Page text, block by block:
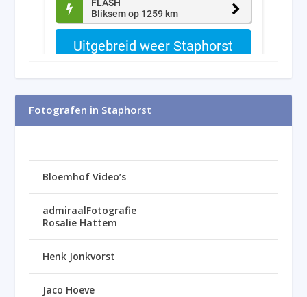
Fotografen in Staphorst
Bloemhof Video’s
admiraalFotografie
Rosalie Hattem
Henk Jonkvorst
Jaco Hoeve